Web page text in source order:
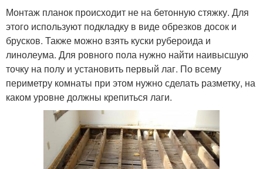
Монтаж планок происходит не на бетонную стяжку. Для
этого используют подкладку в виде обрезков досок и
брусков. Также можно взять куски рубероида и
линолеума. Для ровного пола нужно найти наивысшую
точку на полу и установить первый лаг. По всему
периметру комнаты при этом нужно сделать разметку, на
каком уровне должны крепиться лаги.